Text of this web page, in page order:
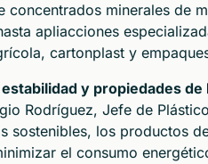
concentrados minerales de
apliacciones
cartonplast y
y propiedades
Rodríguez, Jefe de
sostenibles, los productos
el consumo